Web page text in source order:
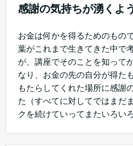
感謝の気持ちが湧くよ
お金は何かを得るためのもの
葉がこれまで生きてきた中で
が、講座でそのことを知って
なり、お金の先の自分が得た
もたらしてくれた場所に感謝
た（すべてに対してではまだ
クを続けていってまたいろい